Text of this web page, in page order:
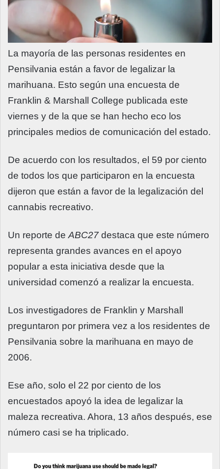
La mayoría de las personas residentes en
Pensilvania están a favor de legalizar la
marihuana. Esto según una encuesta de
Franklin & Marshall College publicada este
viernes y de la que se han hecho eco los
principales medios de comunicación del estado.
De acuerdo con los resultados, el 59 por ciento
de todos los que participaron en la encuesta
dijeron que están a favor de la legalización del
cannabis recreativo.
Un reporte deABC27 destaca que este número
representa grandes avances en el apoyo
popular a esta iniciativa desde que la
universidad comenzó a realizar la encuesta.
Los investigadores de Franklin y Marshall
preguntaron por primera vez a los residentes de
Pensilvania sobre la marihuana en mayo de
2006.
Ese año, solo el 22 por ciento de los
encuestados apoyó la idea de legalizar la
maleza recreativa. Ahora, 13 años después, ese
número casi se ha triplicado.